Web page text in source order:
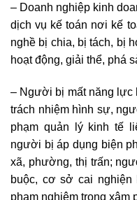
– Doanh nghiệp kinh
dịch vụ kế toán nơi kế
nghề bị chia, bị tách, bị
hoạt động, giải thể, phá
– Người bị mất năng lực
trách nhiệm hình sự,
phạm quản lý kinh tế
người bị áp dụng biện
xã, phường, thị trấn;
buộc, cơ sở cai
phạm nghiêm trọng xâm